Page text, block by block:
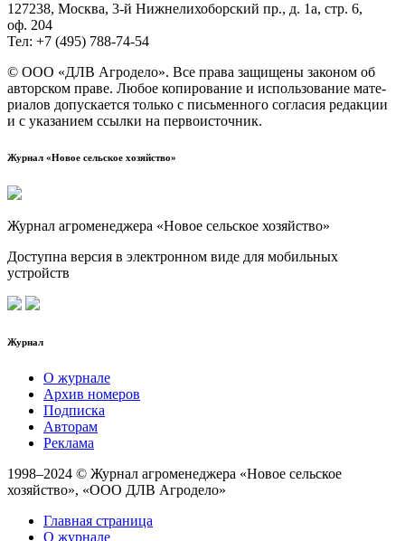
127238, Москва, 3‑й Ниж­не­ли­хо­бор­ский пр., д. 1а, стр. 6,
оф. 204
Тел: +7 (495) 788‑74‑54
© ООО «ДЛВ Агро­де­ло». Все пра­ва защи­ще­ны зако­ном об
автор­ском пра­ве. Любое копи­ро­ва­ние и исполь­зо­ва­ние мате­
ри­а­лов допус­ка­ет­ся толь­ко с пись­мен­но­го согла­сия редак­ции
и с ука­за­ни­ем ссыл­ки на первоисточник.
Журнал «Новое сельское хозяйство»
Журнал агроменеджера «Новое сельское хозяйство»
Доступна версия в электронном виде для мобильных
устройств
Журнал
О журнале
Архив номеров
Подписка
Авторам
Реклама
1998–2024 © Журнал агроменеджера «Новое сельское
хозяйство», «ООО ДЛВ Агродело»
Главная страница
О журнале